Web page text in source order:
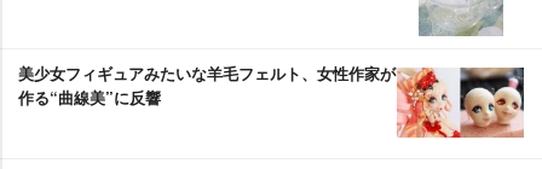
美少女フィギュアみたいな羊毛フェルト、女性作家が
作る“曲線美”に反響